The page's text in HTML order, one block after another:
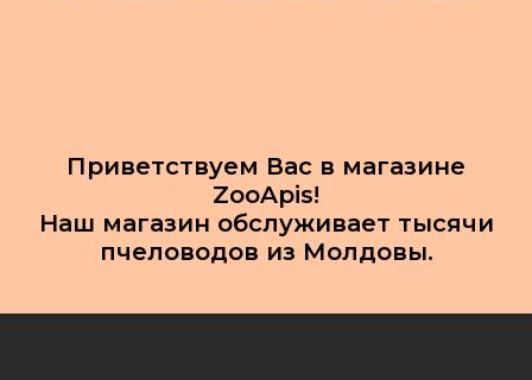
Приветствуем Вас в магазине
ZooApis!
Наш магазин обслуживает тысячи
пчеловодов из Молдовы.